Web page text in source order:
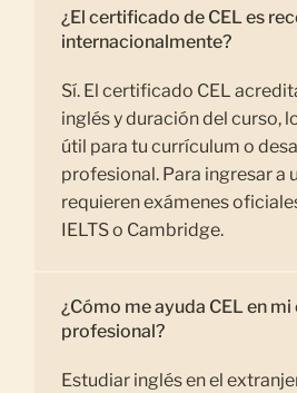
¿El certificado de CEL es
internacionalmente?
Sí. El certificado CEL
inglés y duración del curso,
útil para tu currículum o
profesional. Para ingresar a
requieren exámenes
IELTS o Cambridge.
¿Cómo me ayuda CEL en mi
profesional?
Estudiar inglés en el